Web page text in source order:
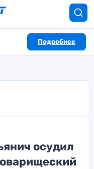
Подробнее
осудил